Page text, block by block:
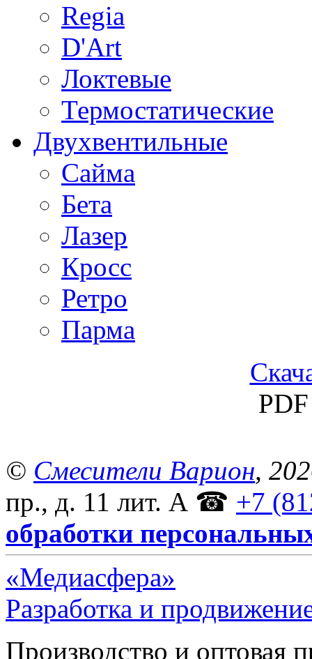
Regia
D'Art
Локтевые
Термостатические
Двухвентильные
Сайма
Бета
Лазер
Кросс
Ретро
Парма
© Смесители Варион,
пр., д. 11 лит. А ☎ +7
обработки
«Медиасфера»
Разработка и
Производство и оптовая